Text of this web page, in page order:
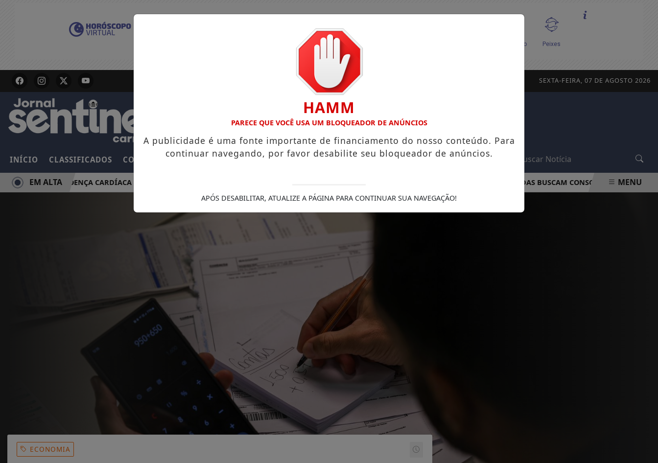
SEXTA-FEIRA, 07 DE AGOSTO 2026
INÍCIO CLASSIFICADOS COLUNAS EMPREGOS GUIA COMERCIAL EDIÇÕES NOTÍCIAS FUTEBOL
RISCO DE DOENÇA CARDÍACA NA MÃE CAMINHADAS BUSCAM CONSCIENTIZAR
EM ALTA MENU
ECONOMIA
HAMM
PARECE QUE VOCÊ USA UM BLOQUEADOR DE ANÚNCIOS
A publicidade é uma fonte importante de financiamento do nosso conteúdo. Para
continuar navegando, por favor desabilite seu bloqueador de anúncios.
APÓS DESABILITAR, ATUALIZE A PÁGINA PARA CONTINUAR SUA NAVEGAÇÃO!